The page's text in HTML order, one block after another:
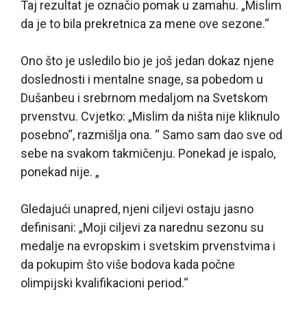
Taj rezultat je označio pomak u zamahu. „Mislim
da je to bila prekretnica za mene ove sezone.“
Ono što je usledilo bio je još jedan dokaz njene
doslednosti i mentalne snage, sa pobedom u
Dušanbeu i srebrnom medaljom na Svetskom
prvenstvu. Cvjetko: „Mislim da ništa nije kliknulo
posebno“, razmišlja ona. “ Samo sam dao sve od
sebe na svakom takmičenju. Ponekad je ispalo,
ponekad nije. „
Gledajući unapred, njeni ciljevi ostaju jasno
definisani: „Moji ciljevi za narednu sezonu su
medalje na evropskim i svetskim prvenstvima i
da pokupim što više bodova kada počne
olimpijski kvalifikacioni period.“